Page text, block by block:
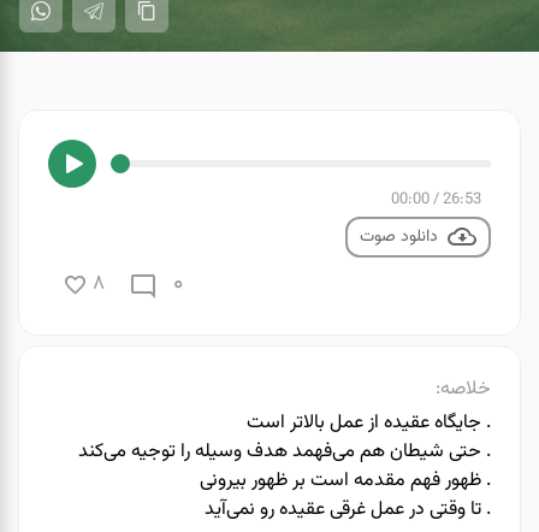
خلاصه:
. ️جایگاه عقیده از عمل بالاتر است
. حتی شیطان هم می‌فهمد هدف وسیله را توجیه می‌کند
. ️ظهور فهم مقدمه است بر ظهور بیرونی
. ️تا وقتی در عمل غرقی عقیده رو نمی‌آید
26:53
/
00:00
دانلود صوت
0
8